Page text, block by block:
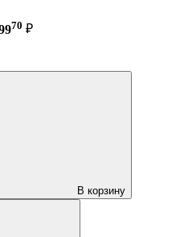
70 ₽
В корзину